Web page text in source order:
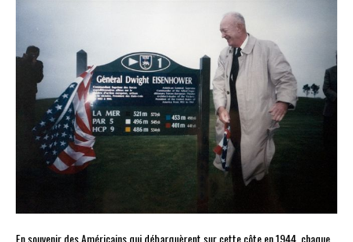
En souvenir des Américains qui débarquèrent sur cette côte en 1944, chaque